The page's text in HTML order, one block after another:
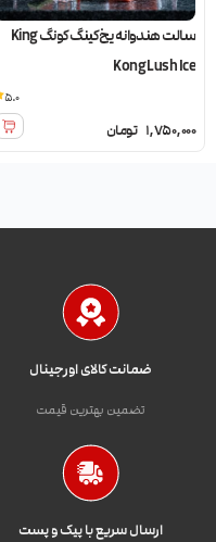
سالت هندوانه یخ کینگ کونگ King
Kong Lush Ice
1,750,000 تومان
5.0
ضمانت کالای اورجینال
تضمین بهترین قیمت
ارسال سریع با پیک و پست